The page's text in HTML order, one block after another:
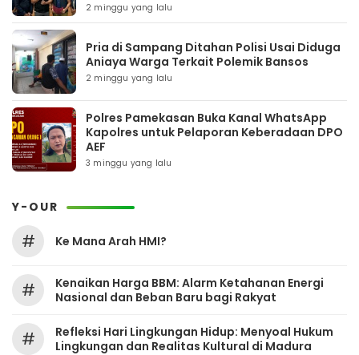
2 minggu yang lalu
Pria di Sampang Ditahan Polisi Usai Diduga
Aniaya Warga Terkait Polemik Bansos
2 minggu yang lalu
Polres Pamekasan Buka Kanal WhatsApp
Kapolres untuk Pelaporan Keberadaan DPO
AEF
3 minggu yang lalu
Y-OUR
# Ke Mana Arah HMI?
#
Kenaikan Harga BBM: Alarm Ketahanan Energi
Nasional dan Beban Baru bagi Rakyat
#
Refleksi Hari Lingkungan Hidup: Menyoal Hukum
Lingkungan dan Realitas Kultural di Madura